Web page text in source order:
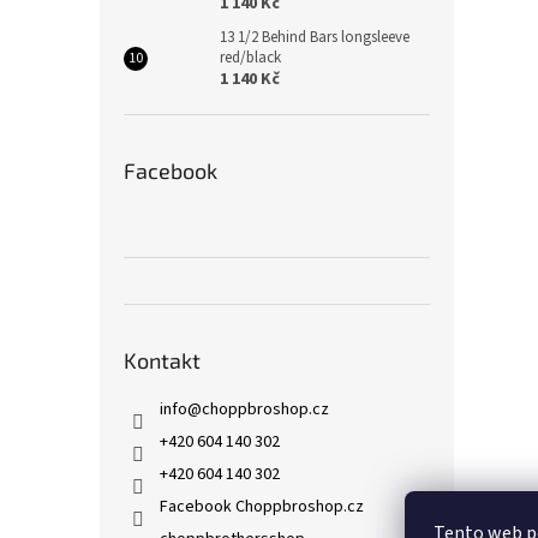
13 1/2 Behind Bars longsleeve
red/black
1 140 Kč
Facebook
Kontakt
info@choppbroshop.cz
+420 604 140 302
+420 604 140 302
Facebook Choppbroshop.cz